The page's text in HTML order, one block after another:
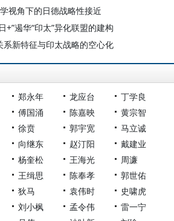
视角下的日德战略性接近
+”遏华“印太”异化联盟的建构
新特征与印太战略的空心化
郑永年 龙应台
丁学良
傅国涌 陈嘉映
黄宗智
徐贲 郭宇宽
马立诚
向继东 赵汀阳
戴建业
杨奎松 王海光
周濂
王缉思 陈奉孝
郭世佑
狄马 袁伟时
史啸虎
刘小枫 孟令伟
雷一宁